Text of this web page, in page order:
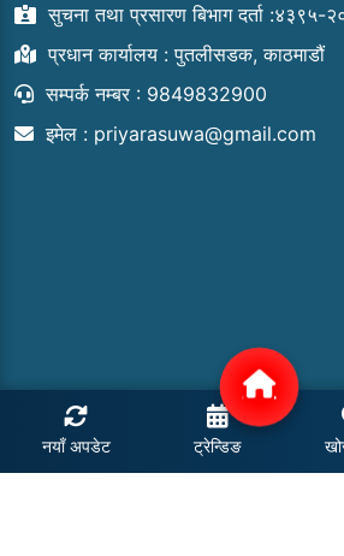
सुचना तथा प्रसारण बिभाग दर्ता :४३९५-
प्रधान कार्यालय : पुतलीसडक, काठमाडौं
सम्पर्क नम्बर : 9849832900
इमेल : priyarasuwa@gmail.com
नयाँ अपडेट ट्रेन्डिङ